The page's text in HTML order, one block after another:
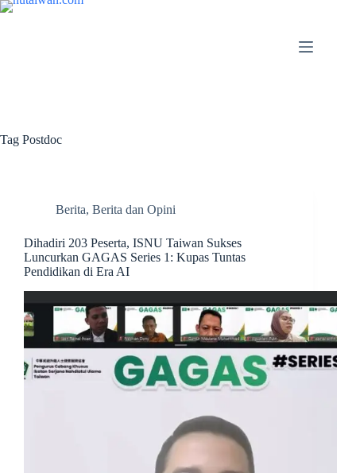
Tag Postdoc
Berita, Berita dan Opini
Dihadiri 203 Peserta, ISNU Taiwan Sukses
Luncurkan GAGAS Series 1: Kupas Tuntas
Pendidikan di Era AI